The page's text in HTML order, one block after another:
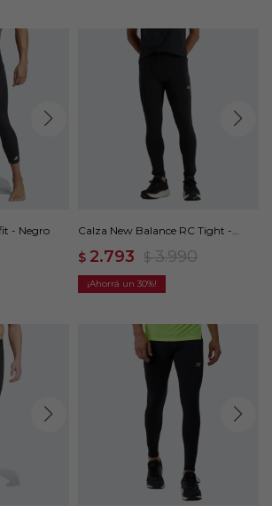
- Negro
Calza New Balance RC Tight -
$ 2.793 $ 3.990
30